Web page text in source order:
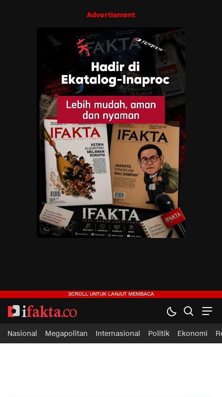
Advertisment
ifakta.co
#pastibenar
Nasional Megapolitan Internasional Politik Ekonomi